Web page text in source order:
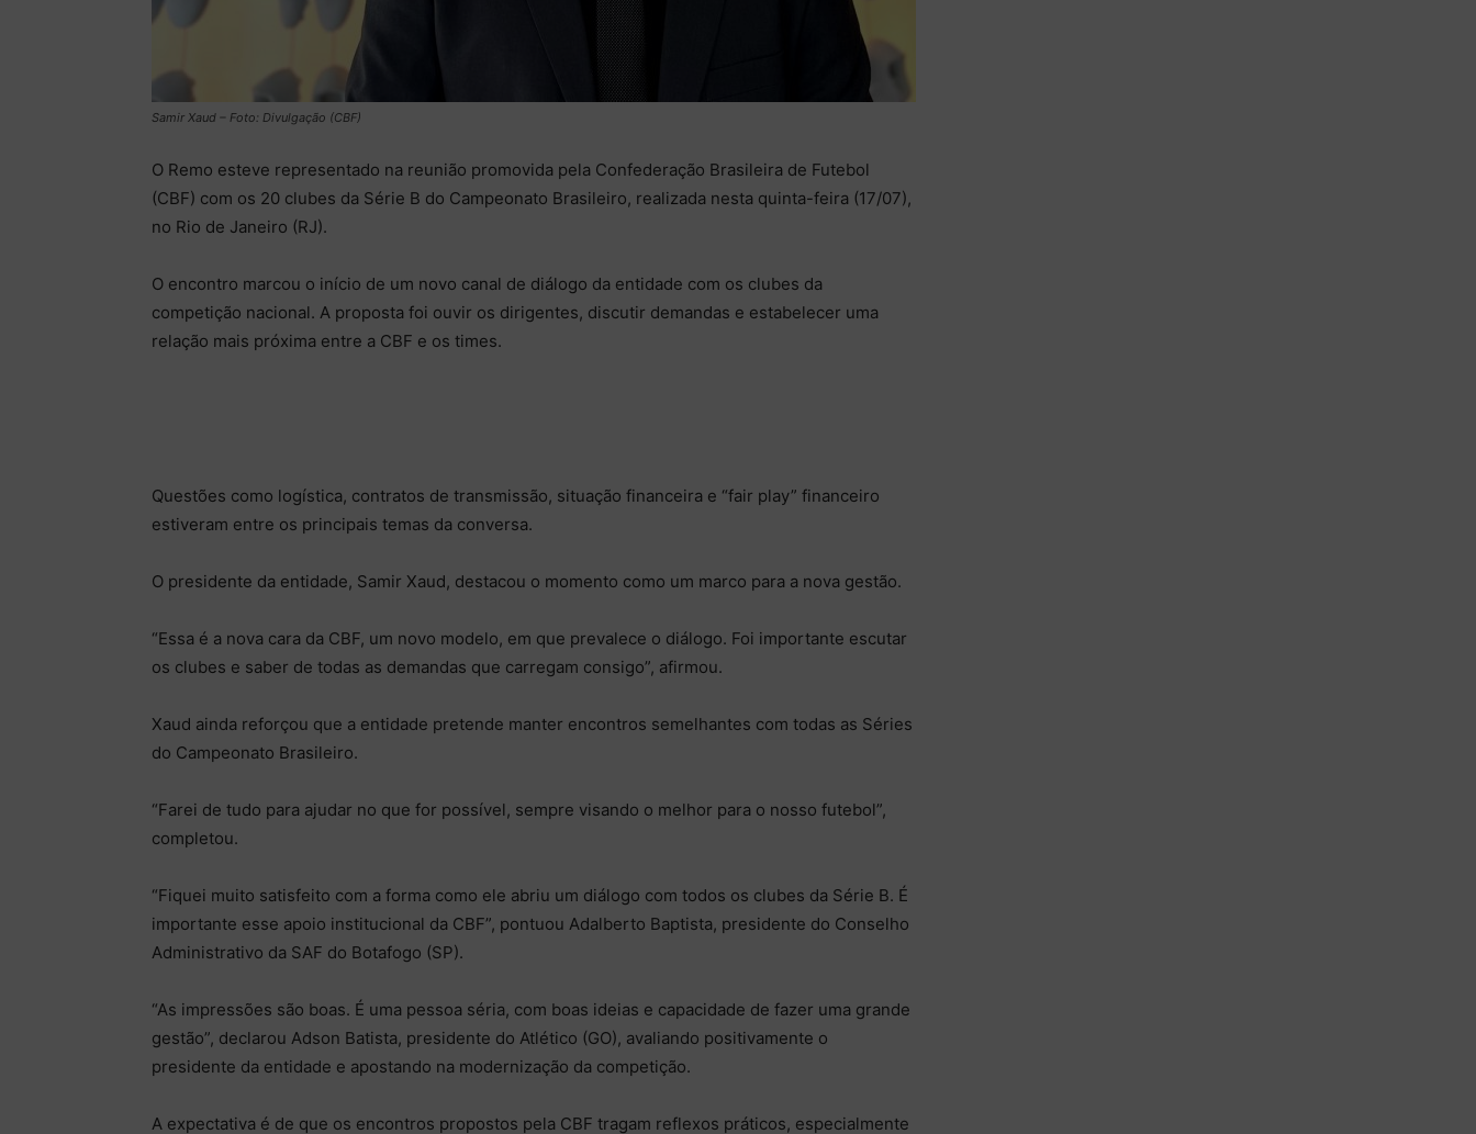
Samir Xaud – Foto: Divulgação (CBF)
O Remo esteve representado na reunião promovida pela Confederação Brasileira de Futebol
(CBF) com os 20 clubes da Série B do Campeonato Brasileiro, realizada nesta quinta-feira (17/07),
no Rio de Janeiro (RJ).
O encontro marcou o início de um novo canal de diálogo da entidade com os clubes da
competição nacional. A proposta foi ouvir os dirigentes, discutir demandas e estabelecer uma
relação mais próxima entre a CBF e os times.
Questões como logística, contratos de transmissão, situação financeira e “fair play” financeiro
estiveram entre os principais temas da conversa.
O presidente da entidade, Samir Xaud, destacou o momento como um marco para a nova gestão.
“Essa é a nova cara da CBF, um novo modelo, em que prevalece o diálogo. Foi importante escutar
os clubes e saber de todas as demandas que carregam consigo”, afirmou.
Xaud ainda reforçou que a entidade pretende manter encontros semelhantes com todas as Séries
do Campeonato Brasileiro.
“Farei de tudo para ajudar no que for possível, sempre visando o melhor para o nosso futebol”,
completou.
“Fiquei muito satisfeito com a forma como ele abriu um diálogo com todos os clubes da Série B. É
importante esse apoio institucional da CBF”, pontuou Adalberto Baptista, presidente do Conselho
Administrativo da SAF do Botafogo (SP).
“As impressões são boas. É uma pessoa séria, com boas ideias e capacidade de fazer uma grande
gestão”, declarou Adson Batista, presidente do Atlético (GO), avaliando positivamente o
presidente da entidade e apostando na modernização da competição.
A expectativa é de que os encontros propostos pela CBF tragam reflexos práticos, especialmente